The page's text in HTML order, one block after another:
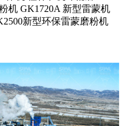
机 GK1720A 新型雷蒙机
新型环保雷蒙磨粉机